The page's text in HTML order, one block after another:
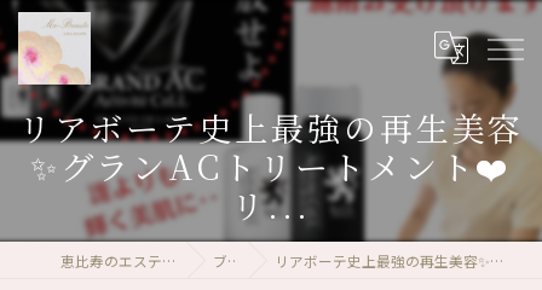
リアボーテ史上最強の再生美容
✨グランACトリートメント❤️
リ...
恵比寿のエステならMa-Beaute ブログ リアボーテ史上最強の再生美容✨グランACトリートメント❤️リ...